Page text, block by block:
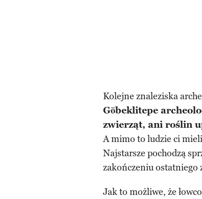
Kolejne znaleziska
Göbeklitepe
zwierząt, ani roślin
A mimo to ludzie ci
Najstarsze pochodzą
zakończeniu ostatniego
Jak to możliwe, że